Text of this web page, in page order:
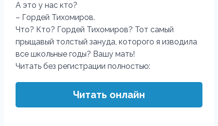
А это у нас кто?
– Гордей Тихомиров.
Что? Кто? Гордей Тихомиров? Тот самый
прыщавый толстый зануда, которого я изводила
все школьные годы? Вашу мать!
Читать без регистрации полностью:
Читать онлайн